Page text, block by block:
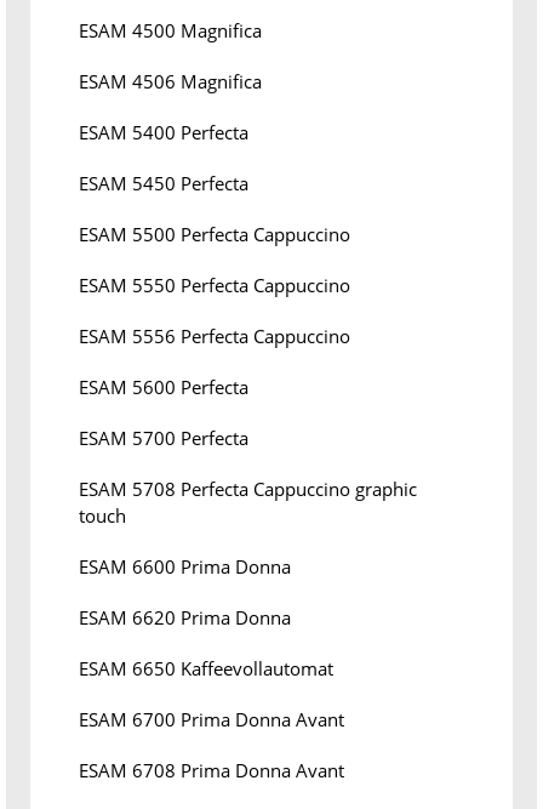
ESAM 4500 Magnifica
ESAM 4506 Magnifica
ESAM 5400 Perfecta
ESAM 5450 Perfecta
ESAM 5500 Perfecta Cappuccino
ESAM 5550 Perfecta Cappuccino
ESAM 5556 Perfecta Cappuccino
ESAM 5600 Perfecta
ESAM 5700 Perfecta
ESAM 5708 Perfecta Cappuccino graphic
touch
ESAM 6600 Prima Donna
ESAM 6620 Prima Donna
ESAM 6650 Kaffeevollautomat
ESAM 6700 Prima Donna Avant
ESAM 6708 Prima Donna Avant